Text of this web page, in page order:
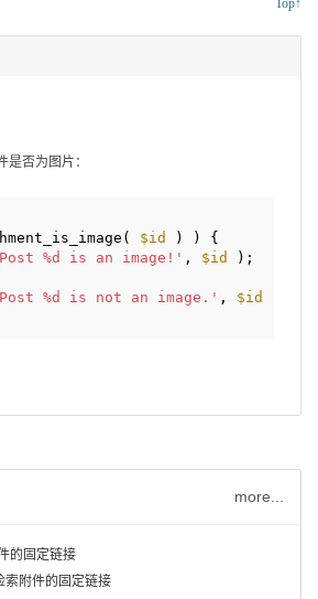
more...
的固定链接
索附件的固定链接
Top↑
否为图片：
$id
) ) {
%d is an image!' , $id
);
%d is not an image.' , $id